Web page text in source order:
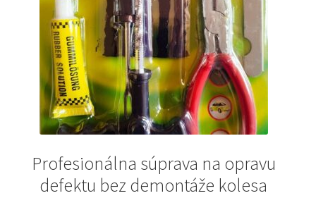
Profesionálna súprava na opravu
defektu bez demontáže kolesa